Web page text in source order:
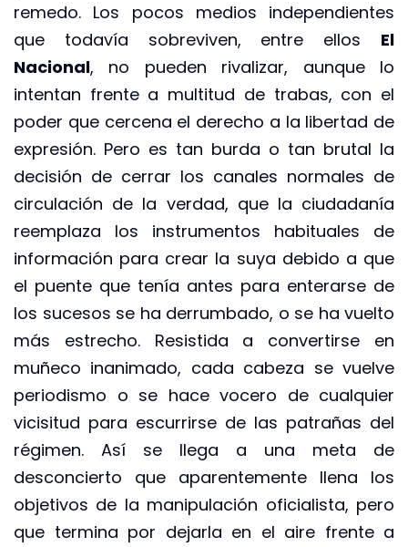
remedo. Los pocos medios independientes
que todavía sobreviven, entre ellos El
Nacional, no pueden rivalizar, aunque lo
intentan frente a multitud de trabas, con el
poder que cercena el derecho a la libertad de
expresión. Pero es tan burda o tan brutal la
decisión de cerrar los canales normales de
circulación de la verdad, que la ciudadanía
reemplaza los instrumentos habituales de
información para crear la suya debido a que
el puente que tenía antes para enterarse de
los sucesos se ha derrumbado, o se ha vuelto
más estrecho. Resistida a convertirse en
muñeco inanimado, cada cabeza se vuelve
periodismo o se hace vocero de cualquier
vicisitud para escurrirse de las patrañas del
régimen. Así se llega a una meta de
desconcierto que aparentemente llena los
objetivos de la manipulación oficialista, pero
que termina por dejarla en el aire frente a